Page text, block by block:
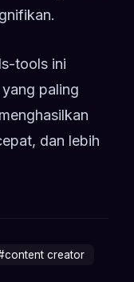
tools ini
paling
dan lebih
creator